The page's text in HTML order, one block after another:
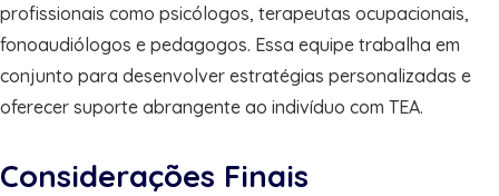
profissionais como psicólogos, terapeutas ocupacionais,
fonoaudiólogos e pedagogos. Essa equipe trabalha em
conjunto para desenvolver estratégias personalizadas e
oferecer suporte abrangente ao indivíduo com TEA.
Considerações Finais